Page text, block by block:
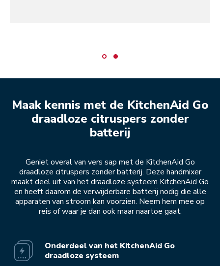
Maak kennis met de KitchenAid Go
draadloze citruspers zonder
batterij
Geniet overal van vers sap met de KitchenAid Go
draadloze citruspers zonder batterij. Deze handmixer
maakt deel uit van het draadloze systeem KitchenAid Go
en heeft daarom de verwijderbare batterij nodig die alle
apparaten van stroom kan voorzien. Neem hem mee op
reis of waar je dan ook maar naartoe gaat.
Onderdeel van het KitchenAid Go
draadloze systeem